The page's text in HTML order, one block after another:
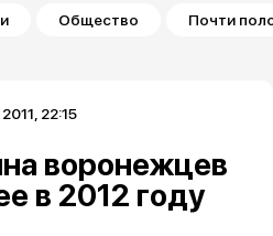
Общество Почти
22:15
воронежцев
в 2012 году